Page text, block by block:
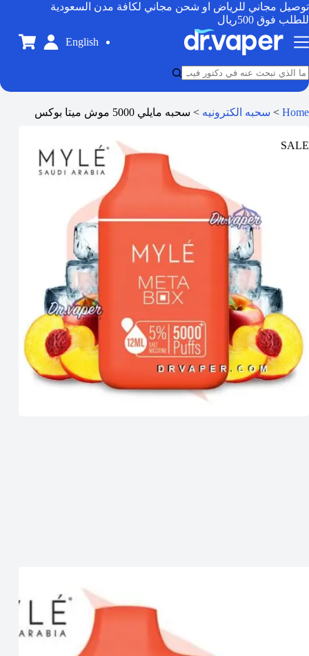
توصيل مجاني للرياض او شحن مجاني لكافة مدن السعودية
للطلب فوق 500ريال
English
Home
> سحبه الكترونيه > سحبه مايلي 5000 موش ميتا بوكس
SALE